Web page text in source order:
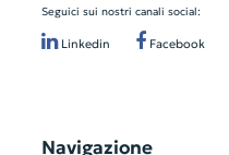
Seguici sui nostri canali social:
Linkedin Facebook
Navigazione